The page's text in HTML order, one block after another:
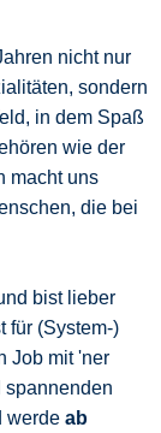
nicht nur
sondern
in dem Spaß
wie der
macht uns
die bei
bist lieber
für (System-)
Job mit 'ner
spannenden
werde ab